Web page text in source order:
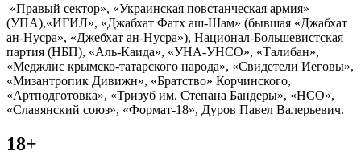
«Правый сектор», «Украинская повстанческая армия»
(УПА),«ИГИЛ», «Джабхат Фатх аш-Шам» (бывшая «Джабхат
ан-Нусра», «Джебхат ан-Нусра»), Национал-Большевистская
партия (НБП), «Аль-Каида», «УНА-УНСО», «Талибан»,
«Меджлис крымско-татарского народа», «Свидетели Иеговы»,
«Мизантропик Дивижн», «Братство» Корчинского,
«Артподготовка», «Тризуб им. Степана Бандеры», «НСО»,
«Славянский союз», «Формат-18», Дуров Павел Валерьевич.
18+